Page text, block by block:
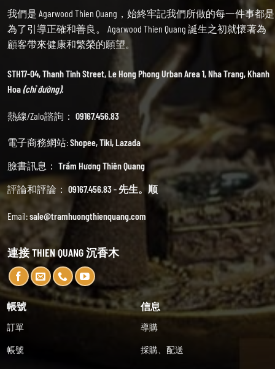
我們是 Agarwood Thien Quang，始終牢記我們所做的每一件事都是
為了引導正確和善良。 Agarwood Thien Quang 誕生之初就懷著為
顧客帶來健康和繁榮的願望。
STH17-04, Thanh Tinh Street, Le Hong Phong Urban Area 1, Nha Trang, Khanh
Hoa(chỉ đường).
熱線/Zalo諮詢： 09167.456.83
電子商務網站:Shopee,Tiki,Lazada
臉書訊息： Trầm Hương Thiên Quang
評論和評論： 09167.456.83 - 先生。顺
Email:sale@tramhuongthienquang.com
連接 THIEN QUANG 沉香木
帳號
訂單
帳號
信息
導購
採購、配送